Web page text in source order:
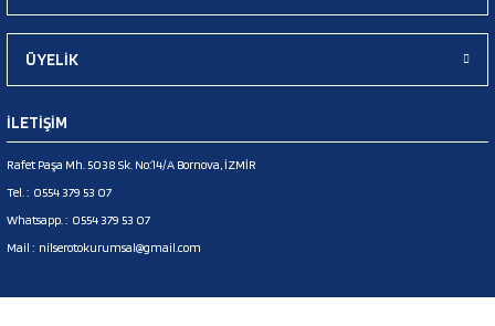
ÜYELİK
İLETİŞİM
Rafet Paşa Mh. 5038 Sk. No:14/A Bornova, İZMİR
Tel. : 0554 379 53 07
Whatsapp. : 0554 379 53 07
Mail : nilserotokurumsal@gmail.com